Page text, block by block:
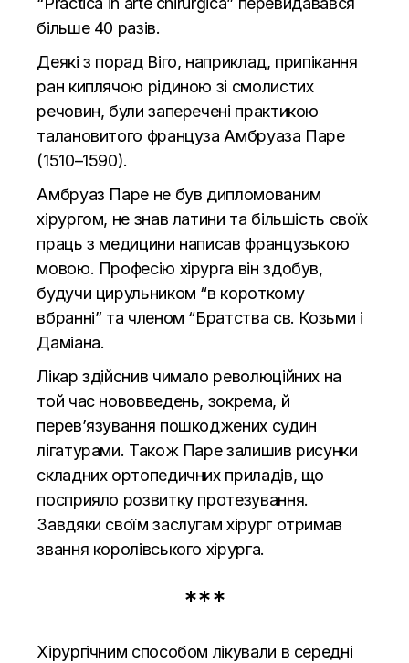
більше 40 разів.
Деякі з порад Віго, наприклад, припікання
ран киплячою рідиною зі смолистих
речовин, були заперечені практикою
талановитого француза Амбруаза Паре
(1510–1590).
Амбруаз Паре не був дипломованим
хірургом, не знав латини та більшість своїх
праць з медицини написав французькою
мовою. Професію хірурга він здобув,
будучи цирульником “в короткому
вбранні” та членом “Братства св. Козьми і
Даміана.
Лікар здійснив чимало революційних на
той час нововведень, зокрема, й
перев’язування пошкоджених судин
лігатурами. Також Паре залишив рисунки
складних ортопедичних приладів, що
посприяло розвитку протезування.
Завдяки своїм заслугам хірург отримав
звання королівського хірурга.
***
Хірургічним способом лікували в середні